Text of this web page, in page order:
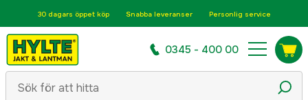
30 dagars öppet köp Snabba leveranser Personlig service
0345 - 400 00